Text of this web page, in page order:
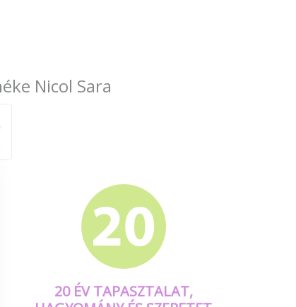
Nicol Sara
20 ÉV TAPASZTALAT,